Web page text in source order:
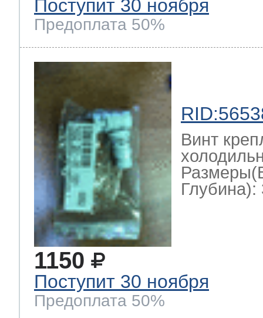
Поступит 30 ноября
Предоплата 50%
Винт
Глубина):
1150
Поступит 30 ноября
Предоплата 50%